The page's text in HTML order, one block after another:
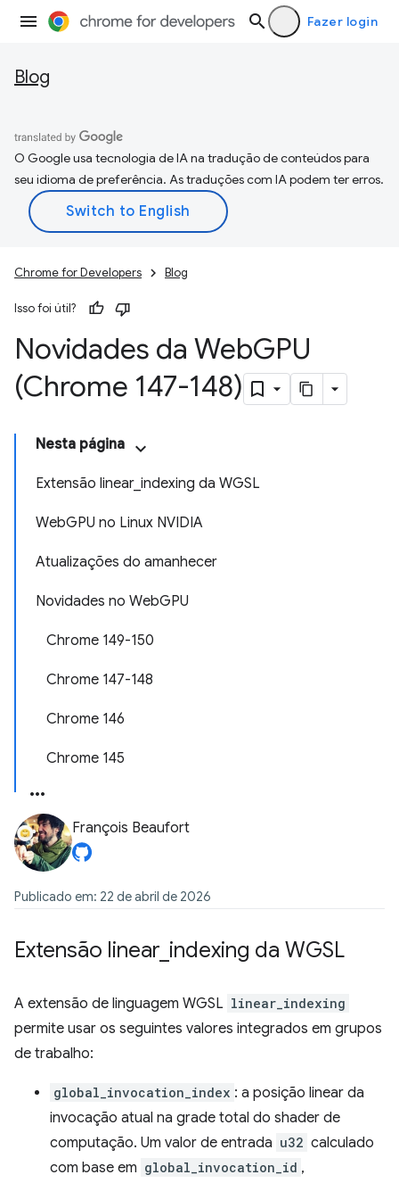
Fazer login
Blog
O Google usa tecnologia de IA na tradução de conteúdos para
seu idioma de preferência. As traduções com IA podem ter erros.
Chrome for Developers Blog
Isso foi útil?
Novidades da WebGPU
(Chrome 147-148)
Nesta página
Extensão linear_indexing da WGSL
WebGPU no Linux NVIDIA
Atualizações do amanhecer
Novidades no WebGPU
Chrome 149-150
Chrome 147-148
Chrome 146
Chrome 145
François Beaufort
Publicado em: 22 de abril de 2026
Extensão linear indexing da WGSL
A extensão de linguagem WGSL linear_indexing
permite usar os seguintes valores integrados em grupos
de trabalho:
global_invocation_index : a posição linear da
invocação atual na grade total do shader de
computação. Um valor de entrada u32 calculado
com base em global_invocation_id ,